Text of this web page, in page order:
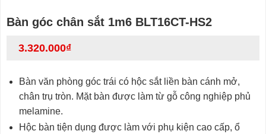
Bàn góc chân sắt 1m6 BLT16CT-HS2
3.320.000₫
Bàn văn phòng góc trái có hộc sắt liền bàn cánh mở,
chân trụ tròn. Mặt bàn được làm từ gỗ công nghiệp phủ
melamine.
Hộc bàn tiện dụng được làm với phụ kiện cao cấp, ổ